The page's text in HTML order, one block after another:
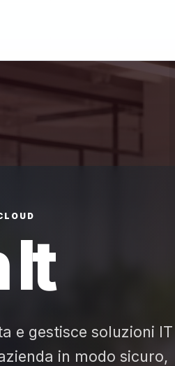
It
e gestisce soluzioni IT
in modo sicuro,